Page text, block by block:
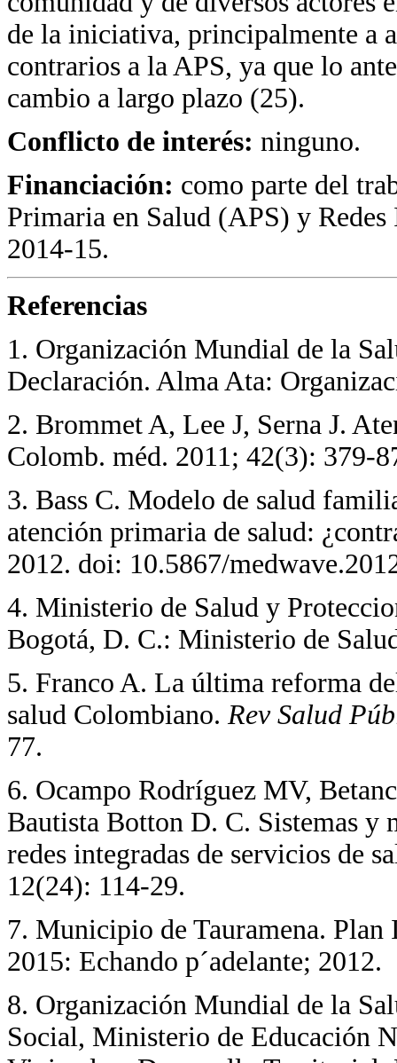
de la iniciativa, principalmente a
contrarios a la APS, ya que lo
cambio a largo plazo (25).
Conflicto de interés: ninguno.
Financiación: como parte del
Primaria en Salud (APS) y
2014-15.
Referencias
1. Organización Mundial de la
Declaración. Alma Ata:
2. Brommet A, Lee J, Serna J.
Colomb. méd. 2011; 42(3): 379-
3. Bass C. Modelo de salud
atención primaria de salud:
2012. doi: 10.5867/
4. Ministerio de Salud y
Bogotá, D. C.: Ministerio de
5. Franco A. La última reforma
salud Colombiano. Rev Salud
77.
6. Ocampo Rodríguez MV,
Bautista Botton D. C. Sistemas y
redes integradas de servicios de
12(24): 114-29.
7. Municipio de Tauramena.
2015: Echando p´adelante; 2012.
8. Organización Mundial de la
Social, Ministerio de Educación